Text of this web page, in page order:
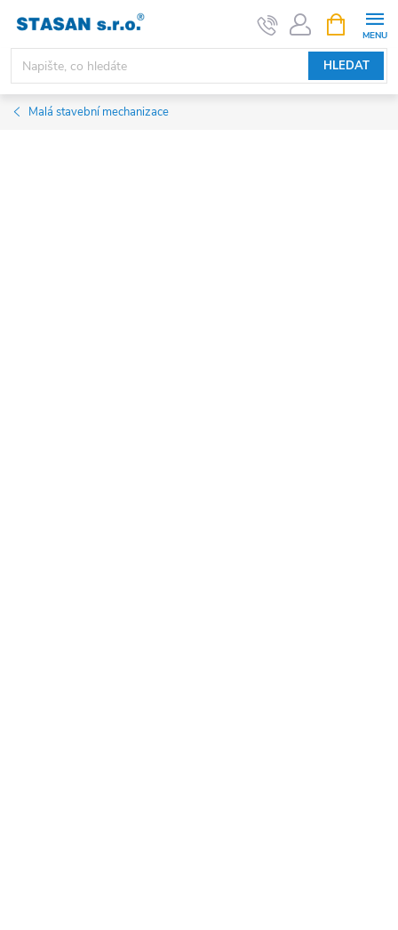
obsah
HLEDAT
NÁKUPNÍ
KOŠÍK
Malá stavební mechanizace